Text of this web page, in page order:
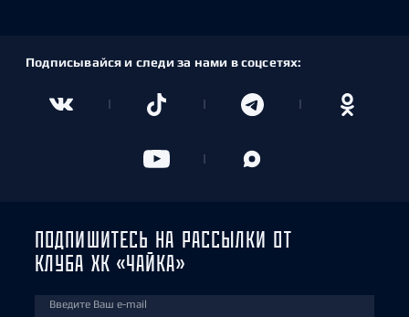
Подписывайся и следи за нами в соцсетях:
ПОДПИШИТЕСЬ НА РАССЫЛКИ ОТ
КЛУБА ХК «ЧАЙКА»
Введите Ваш e-mail